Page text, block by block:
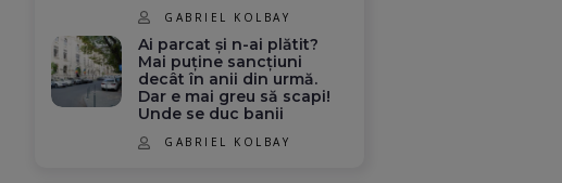
GABRIEL KOLBAY
Ai parcat și n-ai plătit?
Mai puține sancțiuni
decât în anii din urmă.
Dar e mai greu să scapi!
Unde se duc banii
GABRIEL KOLBAY